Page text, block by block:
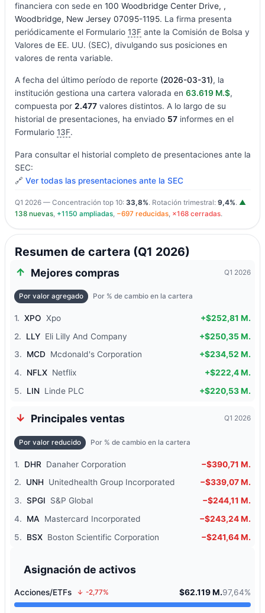
financiera con sede en 100 Woodbridge Center Drive, ,
Woodbridge, New Jersey 07095-1195. La firma presenta
periódicamente el Formulario 13Fante la Comisión de Bolsa y
Valores de EE. UU. (SEC), divulgando sus posiciones en
valores de renta variable.
A fecha del último período de reporte (2026-03-31), la
institución gestiona una cartera valorada en 63.619 M.$,
compuesta por 2.477valores distintos. A lo largo de su
historial de presentaciones, ha enviado 57informes en el
Formulario 13F.
Para consultar el historial completo de presentaciones ante la
SEC:
🔗 Ver todas las presentaciones ante la SEC
Q1 2026 — Concentración top 10: 33,8%. Rotación trimestral: 9,4%. ▲
138 nuevas, +1150 ampliadas, −697 reducidas, ×168 cerradas.
Resumen de cartera (Q1 2026)
Mejores compras Q1 2026
Por valor agregado Por % de cambio en la cartera
1. XPO Xpo
+$252,81 M.
2.
LLY Eli Lilly And Company
+$250,35 M.
3.
MCD Mcdonald's Corporation
+$234,52 M.
4.
NFLX Netflix
+$222,4 M.
5.
LIN Linde PLC +$220,53 M.
Principales ventas Q1 2026
Por valor reducido Por % de cambio en la cartera
1. DHR Danaher Corporation
−$390,71 M.
2.
UNH Unitedhealth Group Incorporated
−$339,07 M.
3. SPGI S&P Global
−$244,11 M.
4.
MA Mastercard Incorporated
−$243,24 M.
5.
BSX Boston Scientific Corporation −$241,64 M.
Asignación de activos
Acciones/ETFs -2,77% $62.119 M.97,64%